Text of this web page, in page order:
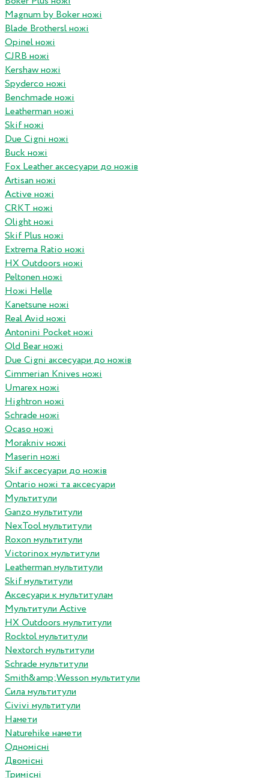
Magnum by Boker ножі
Blade Brothersl ножі
Opinel ножі
CJRB ножі
Kershaw ножі
Spyderco ножі
Benchmade ножі
Leatherman ножі
Skif ножі
Due Cigni ножі
Buck ножі
Fox Leather аксесуари до ножів
Artisan ножі
Active ножі
CRKT ножі
Olight ножі
Skif Plus ножі
Extrema Ratio ножі
HX Outdoors ножі
Peltonen ножі
Ножі Helle
Kanetsune ножі
Real Avid ножі
Antonini Pocket ножі
Old Bear ножі
Due Cigni аксесуари до ножів
Cimmerian Knives ножі
Umarex ножі
Hightron ножі
Schrade ножі
Ocaso ножі
Morakniv ножі
Maserin ножі
Skif аксесуари до ножів
Ontario ножі та аксесуари
Мультитули
Ganzo мультитули
NexTool мультитули
Roxon мультитули
Victorinox мультитули
Leatherman мультитули
Skif мультитули
Аксесуари к мультитулам
Мультитули Active
HX Outdoors мультитули
Rocktol мультитули
Nextorch мультитули
Schrade мультитули
Smith&amp;Wesson мультитули
Сила мультитули
Civivi мультитули
Намети
Naturehike намети
Одномісні
Двомісні
Тримісні